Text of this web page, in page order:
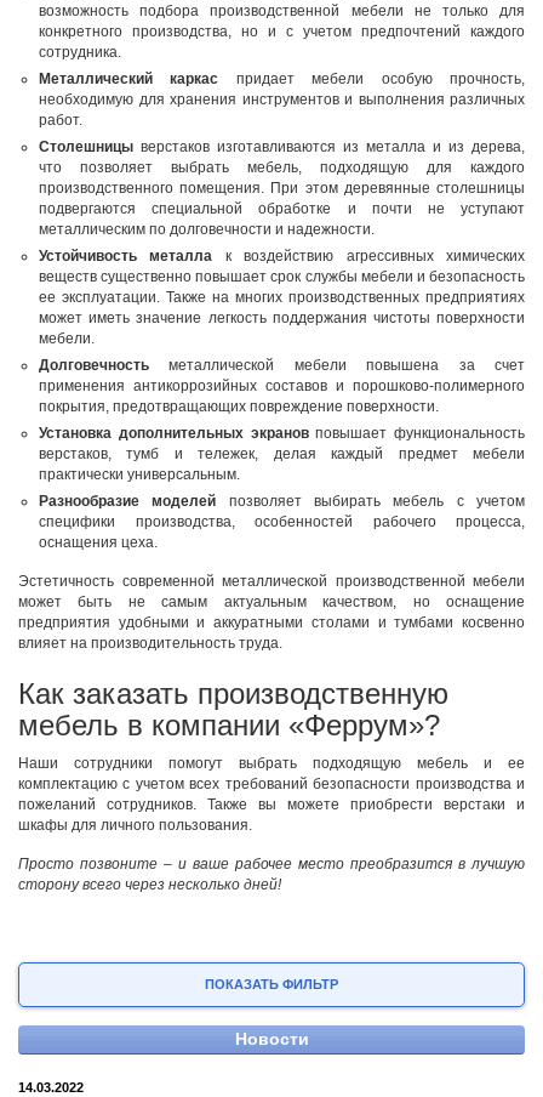
ПОКАЗАТЬ ФИЛЬТР
Новости
14.03.2022
возможность подбора производственной мебели не только для
конкретного производства, но и с учетом предпочтений каждого
сотрудника.
Металлический каркас придает мебели особую прочность,
необходимую для хранения инструментов и выполнения различных
работ.
Столешницы верстаков изготавливаются из металла и из дерева,
что позволяет выбрать мебель, подходящую для каждого
производственного помещения. При этом деревянные столешницы
подвергаются специальной обработке и почти не уступают
металлическим по долговечности и надежности.
Устойчивость металла к воздействию агрессивных химических
веществ существенно повышает срок службы мебели и безопасность
ее эксплуатации. Также на многих производственных предприятиях
может иметь значение легкость поддержания чистоты поверхности
мебели.
Долговечность металлической мебели повышена за счет
применения антикоррозийных составов и порошково-полимерного
покрытия, предотвращающих повреждение поверхности.
Установка дополнительных экрановповышает функциональность
верстаков, тумб и тележек, делая каждый предмет мебели
практически универсальным.
Разнообразие моделей позволяет выбирать мебель с учетом
специфики производства, особенностей рабочего процесса,
оснащения цеха.
Эстетичность современной металлической производственной мебели
может быть не самым актуальным качеством, но оснащение
предприятия удобными и аккуратными столами и тумбами косвенно
влияет на производительность труда.
Как заказать производственную
мебель в компании «Феррум»?
Наши сотрудники помогут выбрать подходящую мебель и ее
комплектацию с учетом всех требований безопасности производства и
пожеланий сотрудников. Также вы можете приобрести верстаки и
шкафы для личного пользования.
Просто позвоните – и ваше рабочее место преобразится в лучшую
сторону всего через несколько дней!